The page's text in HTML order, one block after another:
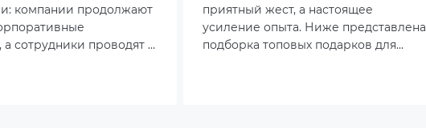
шумоподавлением
подключение
компании продолжают
сотрудники проводят в
приятный жест, а настоящее
усиление опыта. Ниже представлена
подборка топовых подарков для